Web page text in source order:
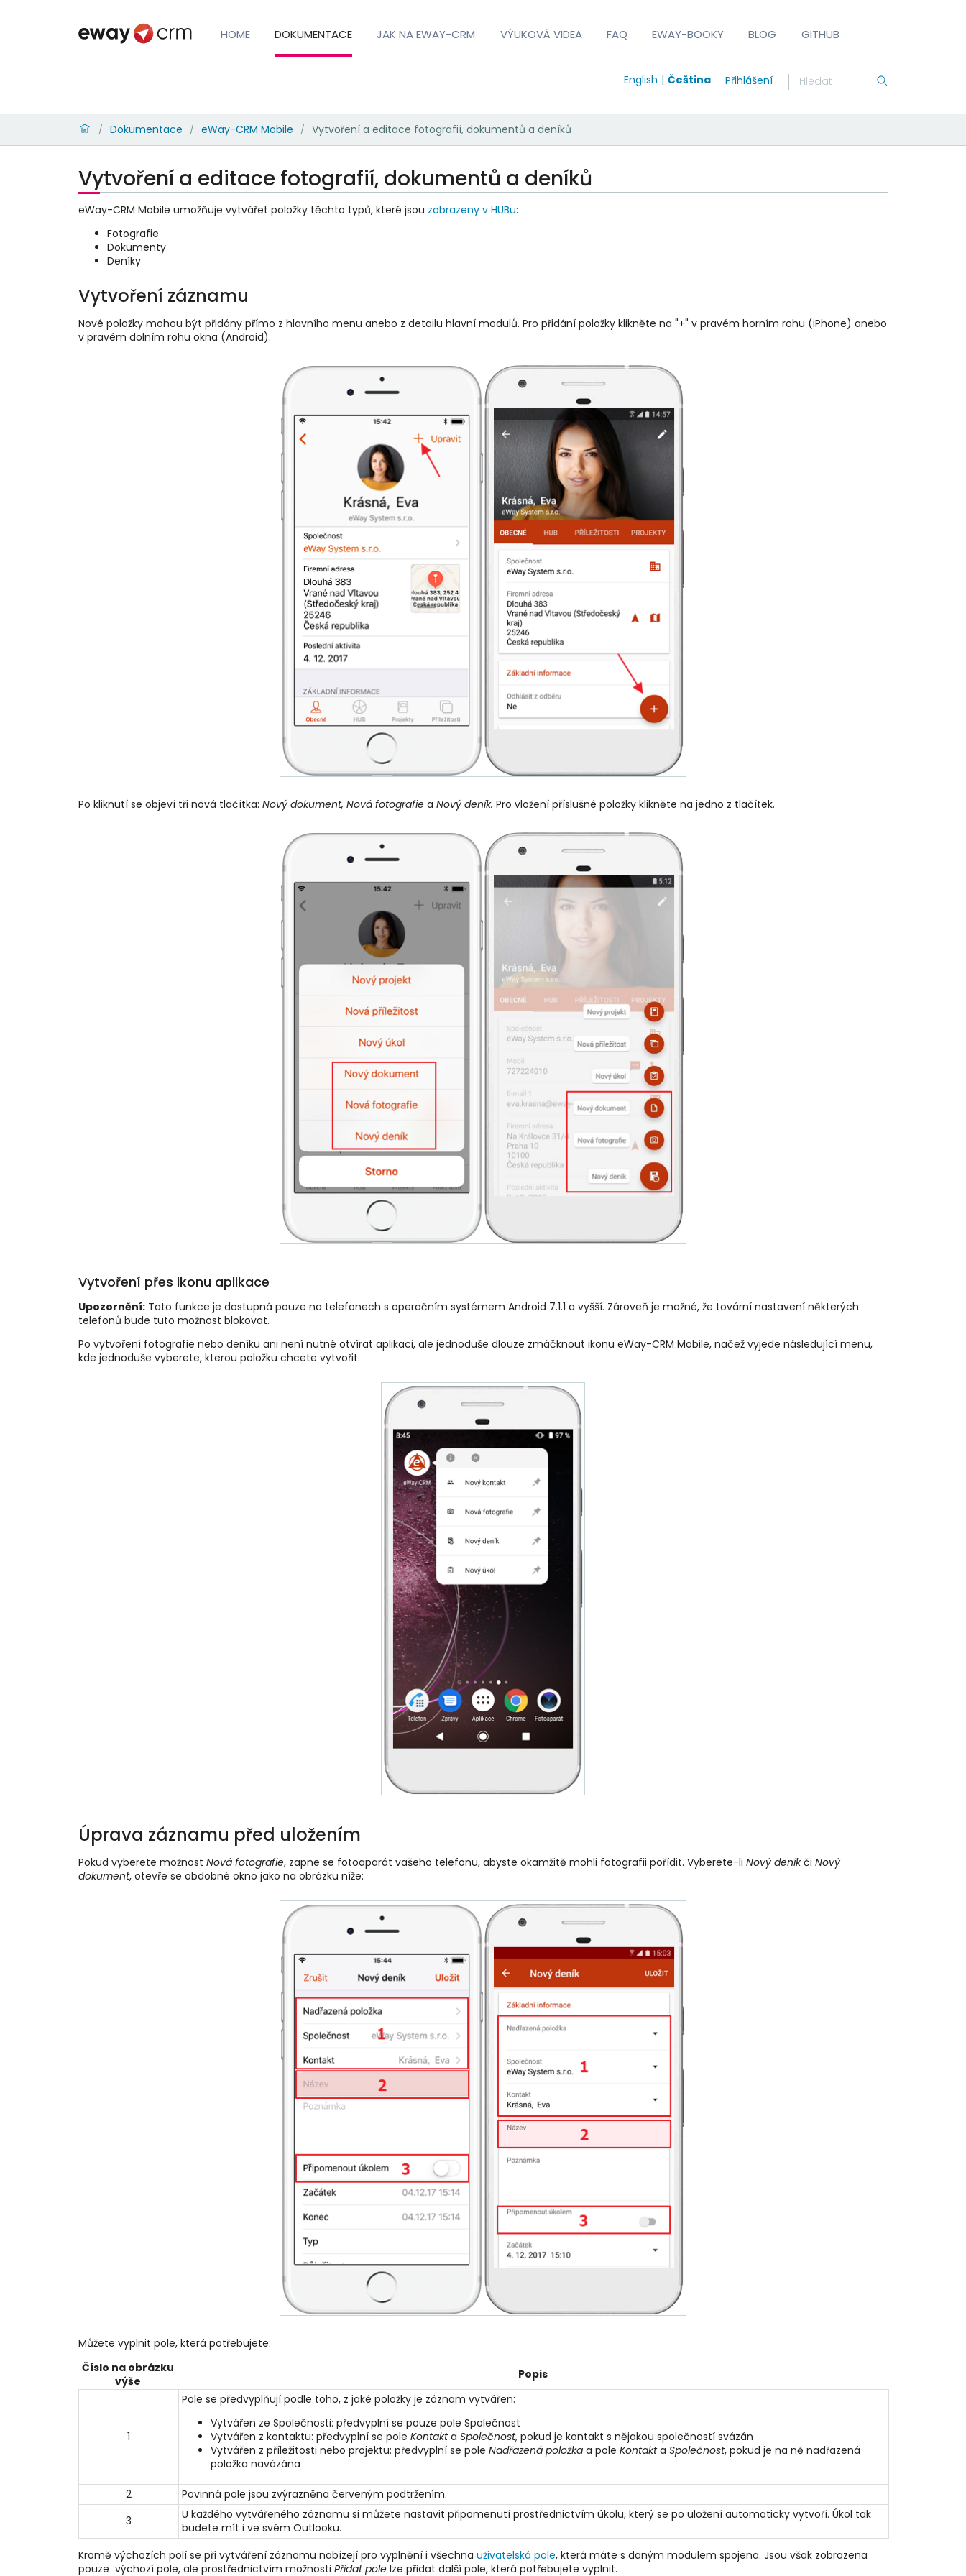
HOME DOKUMENTACE JAK NA EWAY-CRM VÝUKOVÁ VIDEA FAQ EWAY-BOOKY BLOG GITHUB
English Čeština Přihlášení
/ Dokumentace / eWay-CRM Mobile / Vytvoření a editace fotografií, dokumentů a deníků
Vytvoření a editace fotografií, dokumentů a deníků
eWay-CRM Mobile umožňuje vytvářet položky těchto typů, které jsou zobrazeny v HUBu:
Fotografie
Dokumenty
Deníky
Vytvoření záznamu
Nové položky mohou být přidány přímo z hlavního menu anebo z detailu hlavní modulů. Pro přidání položky klikněte na "+" v pravém horním rohu (iPhone) anebo
v pravém dolním rohu okna (Android).
Po kliknutí se objeví tři nová tlačítka: Nový dokument, Nová fotografiea Nový deník. Pro vložení příslušné položky klikněte na jedno z tlačítek.
Vytvoření přes ikonu aplikace
Upozornění:Tato funkce je dostupná pouze na telefonech s operačním systémem Android 7.1.1 a vyšší. Zároveň je možné, že tovární nastavení některých
telefonů bude tuto možnost blokovat.
Po vytvoření fotografie nebo deníku ani není nutné otvírat aplikaci, ale jednoduše dlouze zmáčknout ikonu eWay-CRM Mobile, načež vyjede následující menu,
kde jednoduše vyberete, kterou položku chcete vytvořit:
Úprava záznamu před uložením
Pokud vyberete možnost Nová fotografie, zapne se fotoaparát vašeho telefonu, abyste okamžitě mohli fotografii pořídit. Vyberete-li Nový deníkči Nový
dokument, otevře se obdobné okno jako na obrázku níže:
Můžete vyplnit pole, která potřebujete:
Číslo na obrázku
výše
Popis
1
Pole se předvyplňují podle toho, z jaké položky je záznam vytvářen:
Vytvářen ze Společnosti: předvyplní se pouze pole Společnost
Vytvářen z kontaktu: předvyplní se pole Kontakta Společnost, pokud je kontakt s nějakou společností svázán
Vytvářen z příležitosti nebo projektu: předvyplní se pole Nadřazená položkaa pole Kontakta Společnost, pokud je na ně nadřazená
položka navázána
2
Povinná pole jsou zvýrazněna červeným podtržením.
3
U každého vytvářeného záznamu si můžete nastavit připomenutí prostřednictvím úkolu, který se po uložení automaticky vytvoří. Úkol tak
budete mít i ve svém Outlooku.
Kromě výchozích polí se při vytváření záznamu nabízejí pro vyplnění i všechna uživatelská pole, která máte s daným modulem spojena. Jsou však zobrazena
pouze výchozí pole, ale prostřednictvím možnosti Přidat polelze přidat další pole, která potřebujete vyplnit.